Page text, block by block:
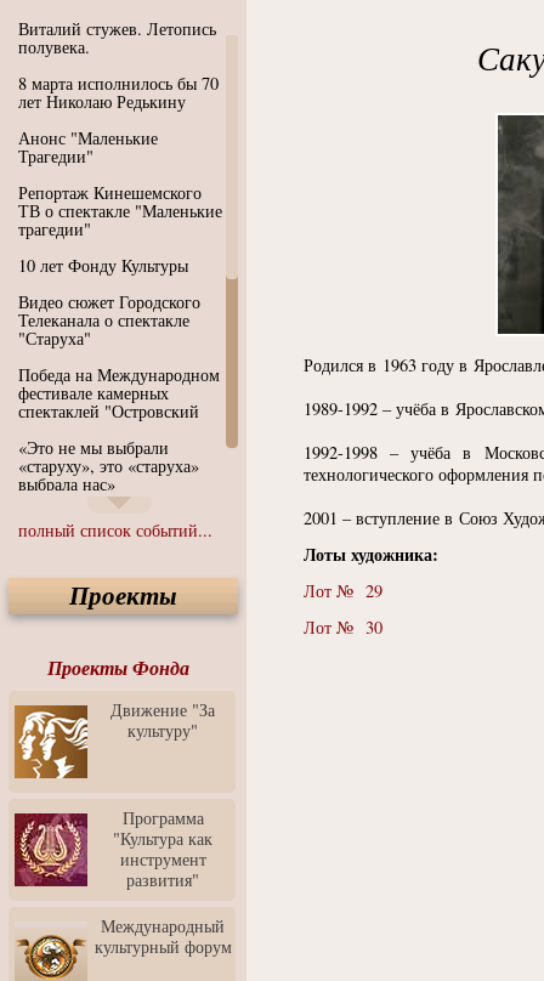
Виталий стужев. Летопись
полувека.
8 марта исполнилось бы 70
лет Николаю Редькину
Анонс "Маленькие
Трагедии"
Репортаж Кинешемского
ТВ о спектакле "Маленькие
трагедии"
10 лет Фонду Культуры
Видео сюжет Городского
Телеканала о спектакле
"Старуха"
Победа на Международном
фестивале камерных
спектаклей "Островский
«Это не мы выбрали
«старуху», это «старуха»
выбрала нас»
Иммерсивный спектакль
"Язык чистого полета
Спектакль "Крик" в Музее
Современного Искусства
современного искусства от
Медиа-школа "ФОКУС"
Моноспектакль
"Вертинский. Исповедь
Барона"
"Притяжение" в центре
ЛЕКСУС - ЯРОСЛАВЛЬ
Презентация выставки
Зураба Церетели
Пресс-конференция к
открытию выставки Зураба
Церетели
полный список событий...
Проекты
Проекты Фонда
Движение "За
культуру"
Программа
"Культура как
инструмент
развития"
Международный
культурный форум
Родился в 1963 году в
1989-1992 – учёба в
1992-1998 – учёба в
технологического оформления
2001 – вступление в Союз
Лоты художника:
Лот № 29
Лот № 30